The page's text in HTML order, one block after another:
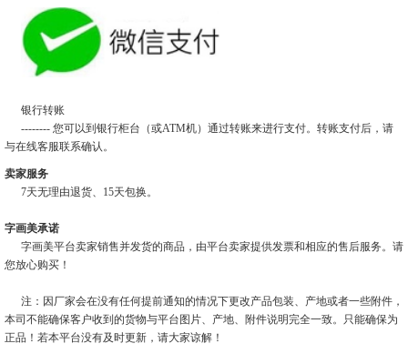
银行转账
-------- 您可以到银行柜台（或ATM机）通过转账来进行支付。转账支付后，请
与在线客服联系确认。
卖家服务
7天无理由退货、15天包换。
字画美承诺
字画美平台卖家销售并发货的商品，由平台卖家提供发票和相应的售后服务。请
您放心购买！
注：因厂家会在没有任何提前通知的情况下更改产品包装、产地或者一些附件，
本司不能确保客户收到的货物与平台图片、产地、附件说明完全一致。只能确保为
正品！若本平台没有及时更新，请大家谅解！